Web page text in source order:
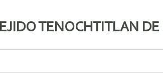
TENOCHTITLAN